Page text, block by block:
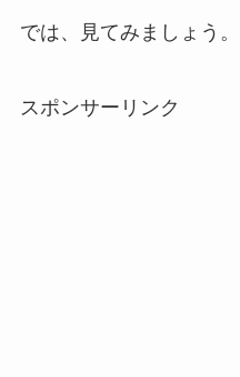
では、見てみましょう。
スポンサーリンク